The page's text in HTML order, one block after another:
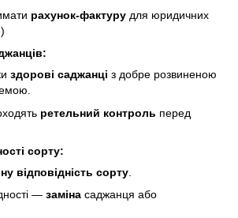
рахунок-фактуру для юридичних
здорові саджанці з добре розвиненою
ретельний контроль перед
сорту:
відповідність сорту
— заміна саджанця або